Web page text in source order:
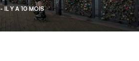
- IL Y A 10 MOIS